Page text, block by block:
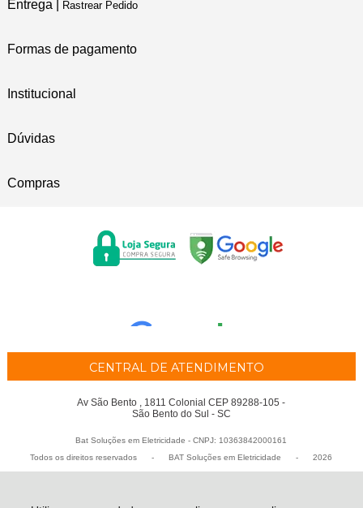
Entrega | Rastrear Pedido
Formas de pagamento
Institucional
Dúvidas
Compras
CENTRAL DE ATENDIMENTO
Av São Bento , 1811 Colonial CEP 89288-105 -
São Bento do Sul - SC
Bat Soluções em Eletricidade - CNPJ: 10363842000161
Todos os direitos reservados
- BAT Soluções em Eletricidade - 2026